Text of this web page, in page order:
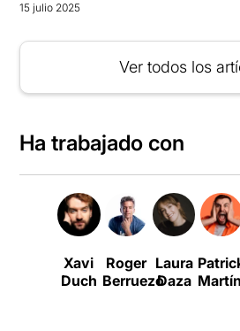
15 julio 2025
Ver todos los
Ha trabajado con
Xavi
Duch
Roger
Berruezo
Laura
Daza